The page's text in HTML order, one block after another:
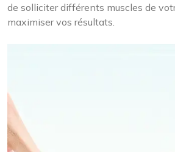
de solliciter différents muscles de
maximiser vos résultats.